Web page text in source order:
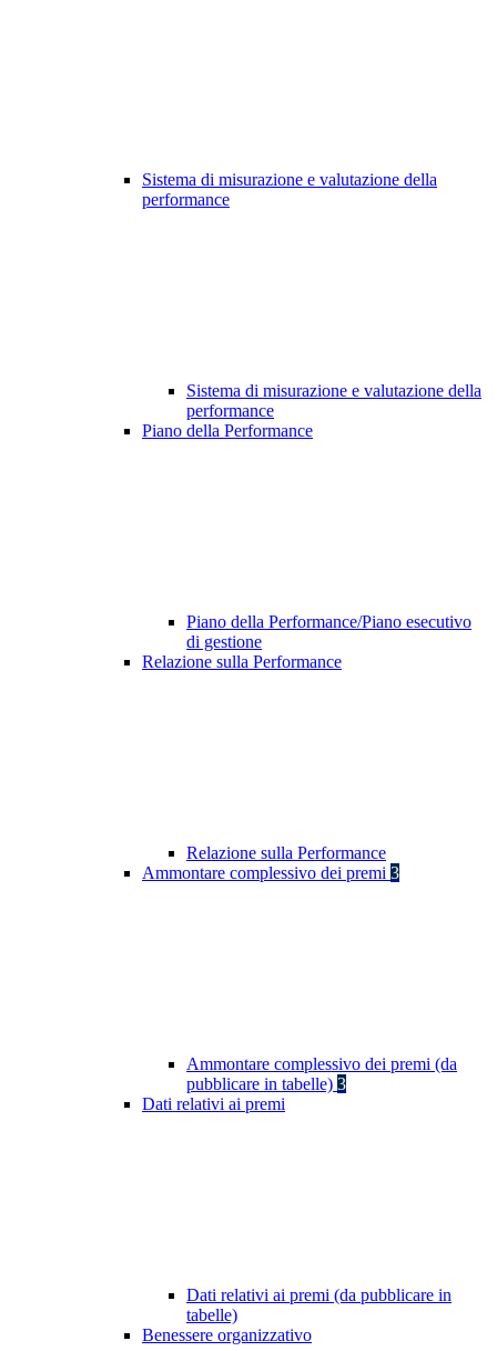
Sistema di misurazione e valutazione della
performance
Sistema di misurazione e valutazione della
performance
Piano della Performance
Piano della Performance/Piano esecutivo
di gestione
Relazione sulla Performance
Relazione sulla Performance
Ammontare complessivo dei premi 3
Ammontare complessivo dei premi (da
pubblicare in tabelle) 3
Dati relativi ai premi
Dati relativi ai premi (da pubblicare in
tabelle)
Benessere organizzativo